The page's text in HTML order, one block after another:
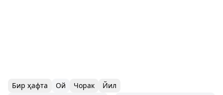
Бир ҳафта Ой Чорак Йил